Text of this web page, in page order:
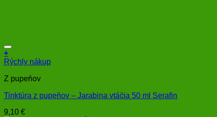
+
Rýchly nákup
Z pupeňov
Tinktúra z pupeňov – Jarabina vtáčia 50 ml Serafin
9,10 €